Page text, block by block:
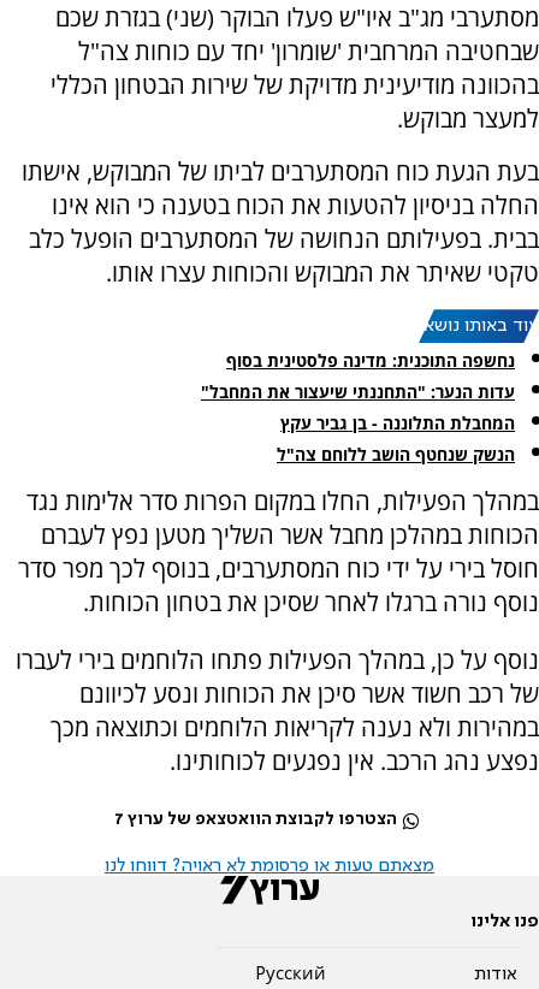
מסתערבי מג"ב איו"ש פעלו הבוקר (שני) בגזרת שכם
שבחטיבה המרחבית 'שומרון' יחד עם כוחות צה"ל
בהכוונה מודיעינית מדויקת של שירות הבטחון הכללי
למעצר מבוקש.
בעת הגעת כוח המסתערבים לביתו של המבוקש, אישתו
החלה בניסיון להטעות את הכוח בטענה כי הוא אינו
בבית. בפעילותם הנחושה של המסתערבים הופעל כלב
טקטי שאיתר את המבוקש והכוחות עצרו אותו.
עוד באותו נושא:
נחשפה התוכנית: מדינה פלסטינית בסוף
עדות הנער: "התחננתי שיעצור את המחבל"
המחבלת התלוננה - בן גביר עקץ
הנשק שנחטף הושב ללוחם צה"ל
במהלך הפעילות, החלו במקום הפרות סדר אלימות נגד
הכוחות במהלכן מחבל אשר השליך מטען נפץ לעברם
חוסל בירי על ידי כוח המסתערבים, בנוסף לכך מפר סדר
נוסף נורה ברגלו לאחר שסיכן את בטחון הכוחות.
נוסף על כן, במהלך הפעילות פתחו הלוחמים בירי לעברו
של רכב חשוד אשר סיכן את הכוחות ונסע לכיוונם
במהירות ולא נענה לקריאות הלוחמים וכתוצאה מכך
נפצע נהג הרכב. אין נפגעים לכוחותינו.
הצטרפו לקבוצת הוואטצאפ של ערוץ 7
מצאתם טעות או פרסומת לא ראויה? דווחו לנו
פנו אלינו
אודות
Pусский